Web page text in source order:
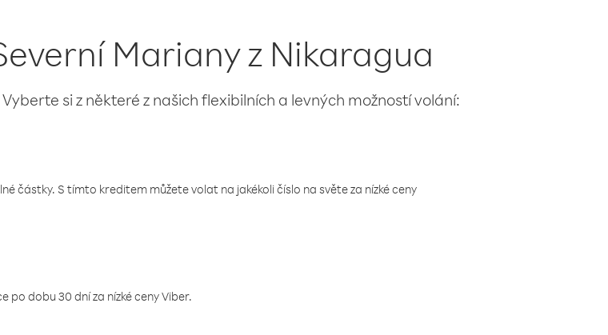
Mariany z Nikaragua
si z některé z našich flexibilních a levných možností volání:
částky. S tímto kreditem můžete volat na jakékoli číslo na světe za nízké ceny
dobu 30 dní za nízké ceny Viber.